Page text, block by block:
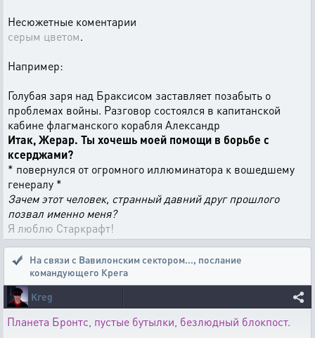
Несюжетные коментарии
серым цветом.
Например:
Голубая заря над Браксисом заставляет позабыть о
проблемах войны. Разговор состоялся в капитанской
кабине флагманского корабля Александр
Итак, Жерар. Ты хочешь моей помощи в борьбе с
ксерджами?
* повернулся от огромного иллюминатора к вошедшему
генералу *
Зачем этот человек, странный давний друг прошлого
позвал именно меня?
Я люблю Старкрафт!
На связи с Вавилонским сектором..., послание
командующего Крега
Kreg
Планета Бронтс, пустые бутылки, безлюдный блокпост.